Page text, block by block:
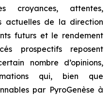
croyances, attentes,
actuelles de la direction
futurs et le rendement
prospectifs reposent
nombre d’opinions,
qui, bien que
par PyroGenèse à